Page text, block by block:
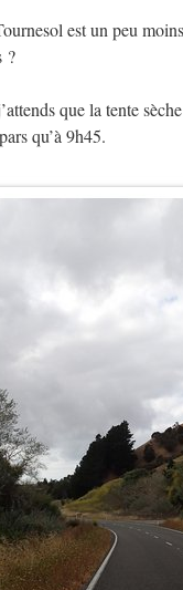
est un peu
?
que la tente
qu’à 9h45.